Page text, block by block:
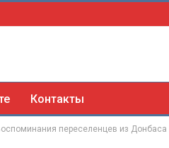
Контакты
переселенцев из